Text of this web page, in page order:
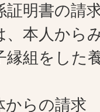
証明書の請
、本人から
縁組をした
からの請求